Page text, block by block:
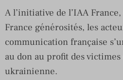
A l’initiative de l’IAA
France générosités, les
communication française
au don au profit des
ukrainienne.